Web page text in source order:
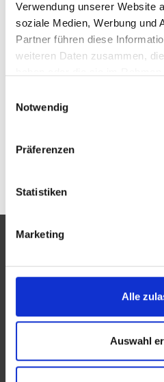
Verwendung unserer Website
soziale Medien, Werbung und
Partner führen diese
weiteren Daten zusammen,
Notwendig
Präferenzen
Statistiken
Marketing
Alle
Auswahl
Eine Aktion des
Der ZVA ist ein
sind die
des Augenoptikerhandwerks.